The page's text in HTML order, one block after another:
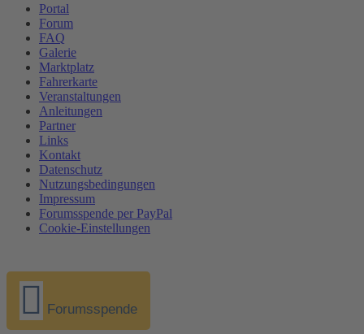
Portal
Forum
FAQ
Galerie
Marktplatz
Fahrerkarte
Veranstaltungen
Anleitungen
Partner
Links
Kontakt
Datenschutz
Nutzungsbedingungen
Impressum
Forumsspende per PayPal
Cookie-Einstellungen
Forumsspende